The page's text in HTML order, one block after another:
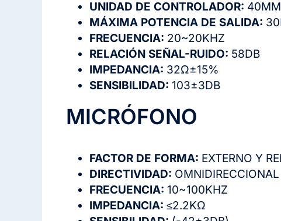
UNIDAD DE CONTROLADOR: 40MM
MÁXIMA POTENCIA DE SALIDA:
FRECUENCIA: 20~20KHZ
RELACIÓN SEÑAL-RUIDO: 58DB
IMPEDANCIA: 32Ω±15%
SENSIBILIDAD: 103±3DB
MICRÓFONO
FACTOR DE FORMA: EXTERNO Y
DIRECTIVIDAD: OMNIDIRECCIONAL
FRECUENCIA: 10~100KHZ
IMPEDANCIA: ≤2.2KΩ